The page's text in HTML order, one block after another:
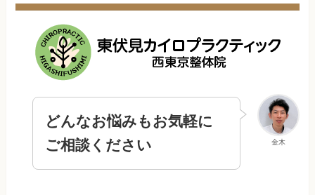
金木
どんなお悩みもお気軽に
ご相談ください